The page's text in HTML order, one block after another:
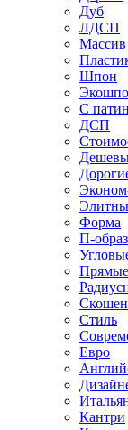
Дуб
ЛДСП
Массив
Шпон
С
ДСП
Форма
П-
Прямые
Стиль
Евро
Кантри